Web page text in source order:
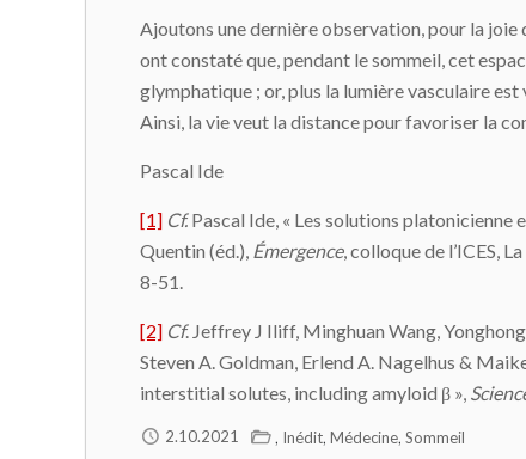
Ajoutons une dernière observation, pour la joie
ont constaté que, pendant le sommeil, cet
glymphatique ; or, plus la lumière vasculaire
Ainsi, la vie veut la distance pour favoriser la
Pascal Ide
[1] Cf.Pascal Ide, « Les solutions platonicienne
Quentin (éd.), Émergence, colloque de l’ICES,
8-51.
[2] Cf. Jeffrey J Iliff, Minghuan Wang,
Steven A. Goldman, Erlend A. Nagelhus &
interstitial solutes, including amyloid β »,
2.10.2021 , Inédit, Médecine, Sommeil